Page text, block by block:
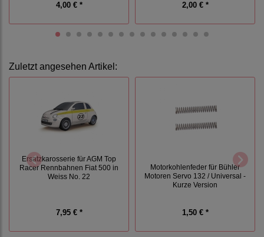
4,00 € * 2,00 € *
Zuletzt angesehen Artikel:
Ersatzkarosserie für AGM Top
Racer Rennbahnen Fiat 500 in
Weiss No. 22
7,95 € *
Motorkohlenfeder für Bühler
Motoren Servo 132 / Universal -
Kurze Version
1,50 € *